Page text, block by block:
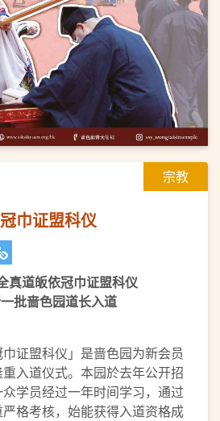
宗教
巾证盟科仪
真道皈依冠巾证盟科仪
批啬色园道长入道
巾证盟科仪」是啬色园为新会员
入道仪式。本园於去年公开招
学员经过一年时间学习，通过
格考核，始能获得入道资格成